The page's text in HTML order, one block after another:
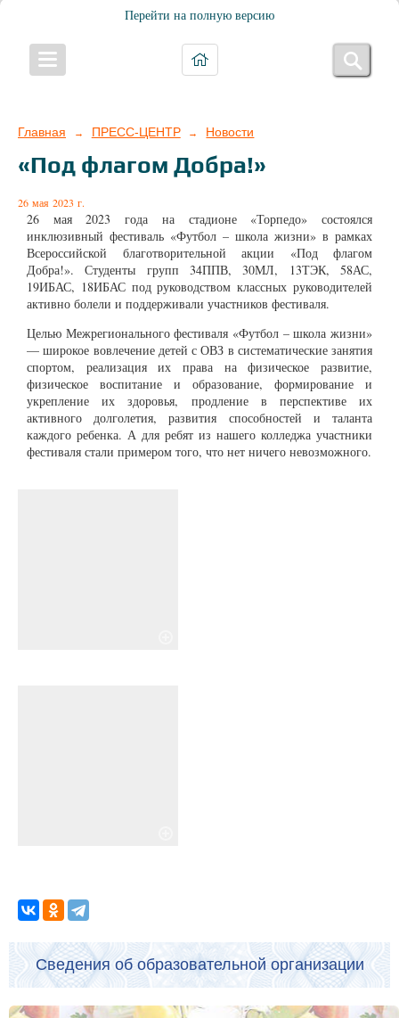
Перейти на полную версию
Главная → ПРЕСС-ЦЕНТР → Новости
«Под флагом Добра!»
26 мая 2023 г.
26 мая 2023 года на стадионе «Торпедо» состоялся
инклюзивный фестиваль «Футбол – школа жизни» в рамках
Всероссийской благотворительной акции «Под флагом
Добра!». Студенты групп 34ППВ, 30МЛ, 13ТЭК, 58АС,
19ИБАС, 18ИБАС под руководством классных руководителей
активно болели и поддерживали участников фестиваля.
Целью Межрегионального фестиваля «Футбол – школа жизни»
— широкое вовлечение детей с ОВЗ в систематические занятия
спортом, реализация их права на физическое развитие,
физическое воспитание и образование, формирование и
укрепление их здоровья, продление в перспективе их
активного долголетия, развития способностей и таланта
каждого ребенка. А для ребят из нашего колледжа участники
фестиваля стали примером того, что нет ничего невозможного.
Сведения об образовательной организации